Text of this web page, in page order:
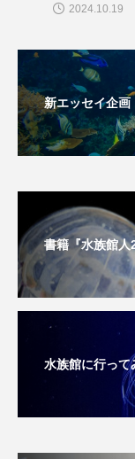
私の好きなサカナ
絶滅種 繁
美容 群馬
自然 自然
藻類 見分
調理 論文
軟体動物
2024.10.19
新エッセイ企画
書籍『水族館人
水族館に行って